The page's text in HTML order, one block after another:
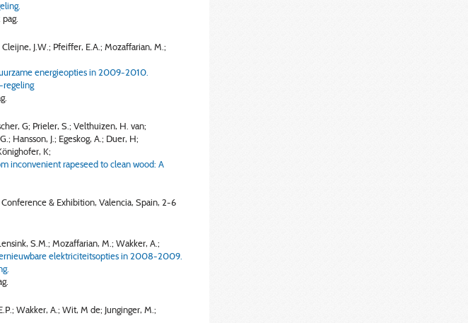
pag.
J.W.; Pfeiffer, E.A.; Mozaffarian, M.;
energieopties in 2009-2010.
regeling
G; Prieler, S.; Velthuizen, H. van;
Hansson, J.; Egeskog, A.; Duer, H;
K;
inconvenient rapeseed to clean wood: A
& Exhibition, Valencia, Spain, 2-6
S.M.; Mozaffarian, M.; Wakker, A.;
elektriciteitsopties in 2008-2009.
Wakker, A.; Wit, M de; Junginger, M.;